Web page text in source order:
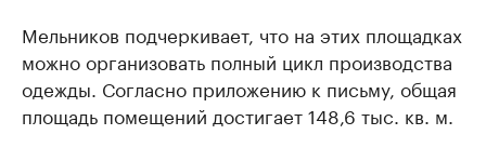
Мельников подчеркивает, что на этих площадках
можно организовать полный цикл производства
одежды. Согласно приложению к письму, общая
площадь помещений достигает 148,6 тыс. кв. м.